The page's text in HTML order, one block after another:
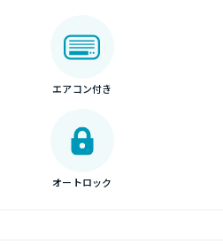
エアコン付き
オートロック